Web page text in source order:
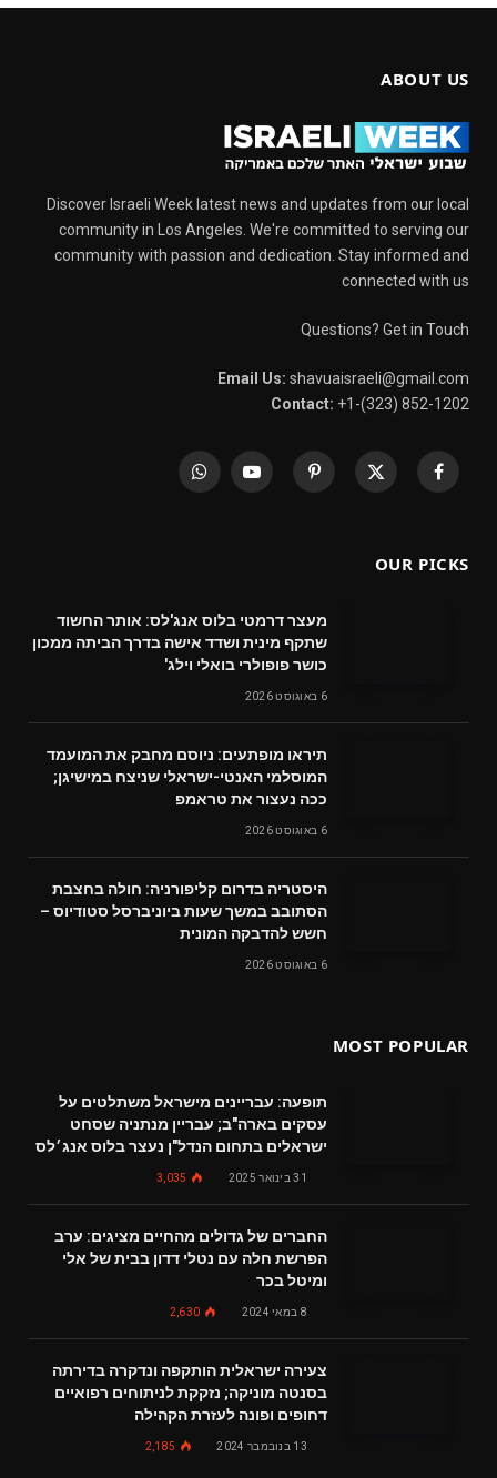
ABOUT US
Discover Israeli Week latest news and updates from our local
community in Los Angeles. We're committed to serving our
community with passion and dedication. Stay informed and
connected with us
Questions? Get in Touch
Email Us: shavuaisraeli@gmail.com
Contact: +1-(323) 852-1202
Facebook
X
Pinterest
YouTube
WhatsApp
OUR PICKS
מעצר דרמטי בלוס אנג'לס: אותר החשוד
שתקף מינית ושדד אישה בדרך הביתה ממכון
כושר פופולרי בואלי וילג'
6 באוגוסט 2026
תיראו מופתעים: ניוסם מחבק את המועמד
המוסלמי האנטי-ישראלי שניצח במישיגן;
ככה נעצור את טראמפ
6 באוגוסט 2026
היסטריה בדרום קליפורניה: חולה בחצבת
הסתובב במשך שעות ביוניברסל סטודיוס –
חשש להדבקה המונית
6 באוגוסט 2026
MOST POPULAR
תופעה: עבריינים מישראל משתלטים על
עסקים בארה"ב; עבריין מנתניה שסחט
ישראלים בתחום הנדל"ן נעצר בלוס אנג׳לס
31 בינואר 2025 3,035
החברים של גדולים מהחיים מציגים: ערב
הפרשת חלה עם נטלי דדון בבית של אלי
ומיטל בכר
8 במאי 2024 2,630
צעירה ישראלית הותקפה ונדקרה בדירתה
בסנטה מוניקה; נזקקת לניתוחים רפואיים
דחופים ופונה לעזרת הקהילה
13 בנובמבר 2024 2,185